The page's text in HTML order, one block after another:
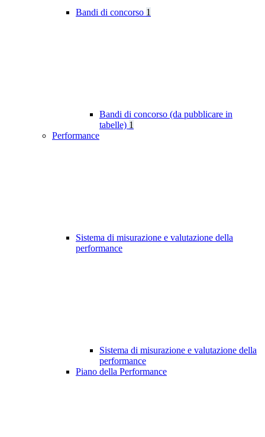
Bandi di concorso 1
Bandi di concorso (da pubblicare in
tabelle) 1
Performance
Sistema di misurazione e valutazione della
performance
Sistema di misurazione e valutazione della
performance
Piano della Performance